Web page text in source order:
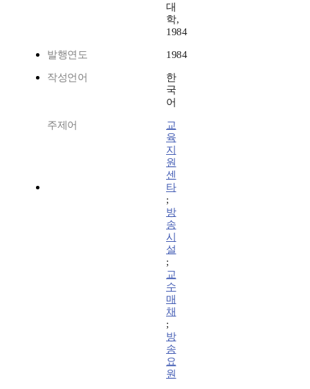
대
학,
1984
발행연도 1984
작성언어
한
국
어
주제어
교
육
지
원
센
타
;
방
송
시
설
;
교
수
매
채
;
방
송
요
원